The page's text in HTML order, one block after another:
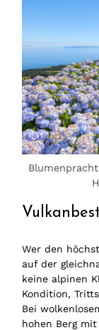
Wer den
auf der
keine alpinen
Kondition,
Bei
hohen Berg